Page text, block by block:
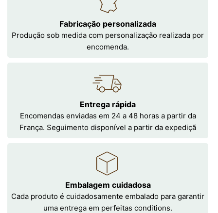
Fabricação personalizada
Produção sob medida com personalização realizada por
encomenda.
Entrega rápida
Encomendas enviadas em 24 a 48 horas a partir da
França. Seguimento disponível a partir da expediçã
Embalagem cuidadosa
Cada produto é cuidadosamente embalado para garantir
uma entrega em perfeitas conditions.